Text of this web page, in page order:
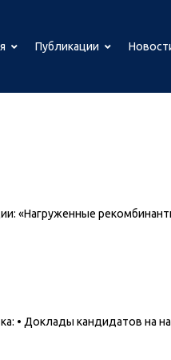
Публикации
«Нагруженные
• Доклады кандидатов на